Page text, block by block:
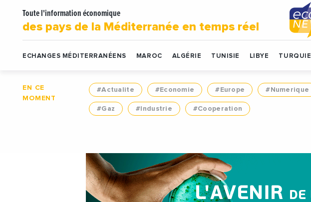
Toute l'information économique
des pays de la Méditerranée en temps réel
ECHANGES MÉDITERRANÉENS MAROC ALGÉRIE TUNISIE LIBYE TURQUIE
EN CE
MOMENT
#Actualite #Economie #Europe #Numerique
#Gaz #Industrie #Cooperation